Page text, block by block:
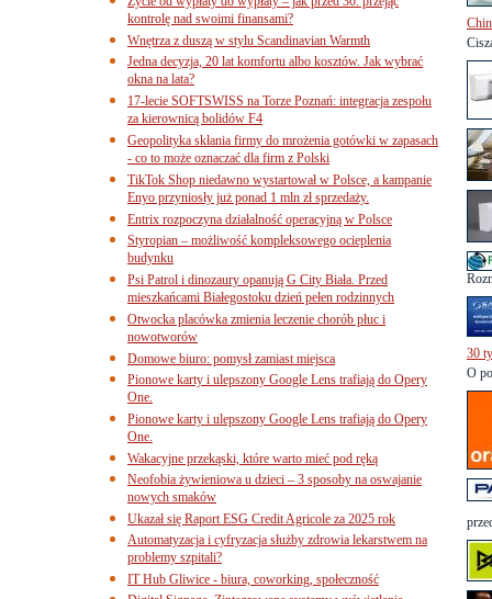
30
O
kontrolę nad swoimi finansami?
Wnętrza z duszą w stylu Scandinavian Warmth
Jedna decyzja, 20 lat komfortu albo kosztów. Jak wybrać
okna na lata?
17-lecie SOFTSWISS na Torze Poznań: integracja zespołu
za kierownicą bolidów F4
Geopolityka skłania firmy do mrożenia gotówki w zapasach
- co to może oznaczać dla firm z Polski
TikTok Shop niedawno wystartował w Polsce, a kampanie
Enyo przyniosły już ponad 1 mln zł sprzedaży.
Entrix rozpoczyna działalność operacyjną w Polsce
Styropian – możliwość kompleksowego ocieplenia
budynku
Psi Patrol i dinozaury opanują G City Biała. Przed
mieszkańcami Białegostoku dzień pełen rodzinnych
Otwocka placówka zmienia leczenie chorób płuc i
nowotworów
Domowe biuro: pomysł zamiast miejsca
Pionowe karty i ulepszony Google Lens trafiają do Opery
One.
Pionowe karty i ulepszony Google Lens trafiają do Opery
One.
Wakacyjne przekąski, które warto mieć pod ręką
Neofobia żywieniowa u dzieci – 3 sposoby na oswajanie
nowych smaków
Ukazał się Raport ESG Credit Agricole za 2025 rok
Automatyzacja i cyfryzacja służby zdrowia lekarstwem na
problemy szpitali?
IT Hub Gliwice - biura, coworking, społeczność